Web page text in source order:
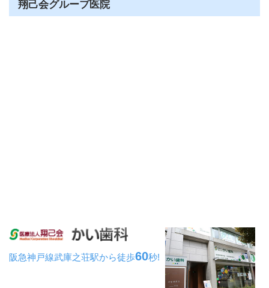
翔己会グループ医院
阪急神戸線武庫之荘駅から徒歩60秒!